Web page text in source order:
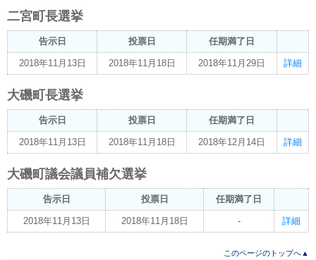
二宮町長選挙
告示日 投票日 任期満了日
2018年11月13日 2018年11月18日 2018年11月29日 詳細
大磯町長選挙
告示日 投票日 任期満了日
2018年11月13日 2018年11月18日 2018年12月14日 詳細
大磯町議会議員補欠選挙
告示日 投票日 任期満了日
2018年11月13日 2018年11月18日 - 詳細
このページのトップへ▲